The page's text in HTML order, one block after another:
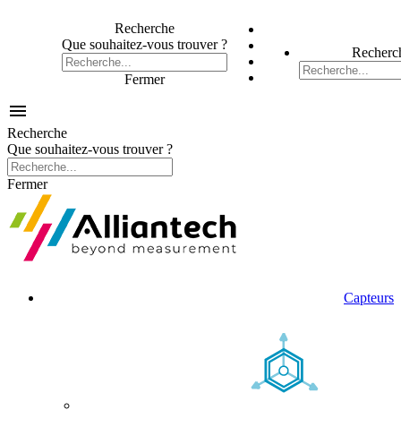
Recherche
Que souhaitez-vous trouver ?
Fermer

Recherche
Que souhaitez-vous trouver ?
Fermer
Capteurs